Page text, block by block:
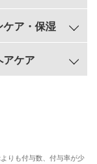
ケア・保湿
アケア
りも付与数、付与率が少